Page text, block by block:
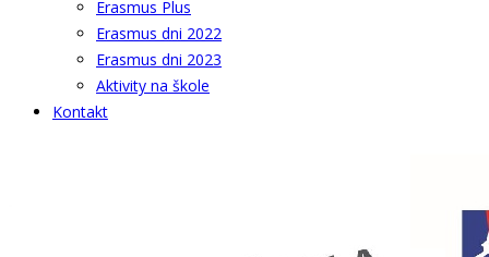
Erasmus Plus
Erasmus dni 2022
Erasmus dni 2023
Aktivity na škole
Kontakt